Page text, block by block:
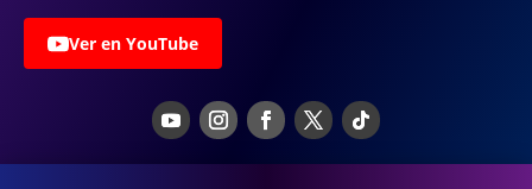
Ver en YouTube